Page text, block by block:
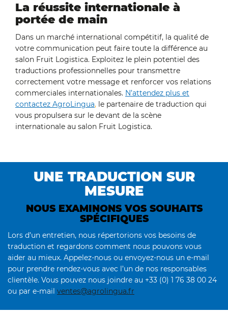
La réussite internationale à
portée de main
Dans un marché international compétitif, la qualité de
votre communication peut faire toute la différence au
salon Fruit Logistica. Exploitez le plein potentiel des
traductions professionnelles pour transmettre
correctement votre message et renforcer vos relations
commerciales internationales. N’attendez plus et
contactez AgroLingua, le partenaire de traduction qui
vous propulsera sur le devant de la scène
internationale au salon Fruit Logistica.
UNE TRADUCTION SUR
MESURE
NOUS EXAMINONS VOS SOUHAITS
SPÉCIFIQUES
Lors d’un entretien, nous répertorions vos besoins de
traduction et regardons comment nous pouvons vous
aider au mieux. Appelez-nous ou envoyez-nous un e-mail
pour prendre rendez-vous avec l’un de nos responsables
clientèle. Vous pouvez nous joindre au +33 (0) 1 76 38 00 24
ou par e-mail ventes@agrolingua.fr